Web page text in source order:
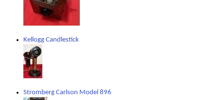
Kellogg Candlestick
Stromberg Carlson Model 896